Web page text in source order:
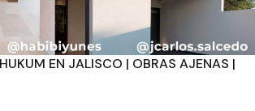
EN JALISCO | OBRAS AJENAS |